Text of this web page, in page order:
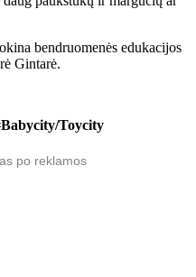
bendruomenės edukacijos
Gintarė.
Toycity
po reklamos